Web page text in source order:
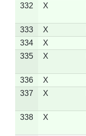
332
X
333 X
334
X
335
X
336 X
337
X
338 X